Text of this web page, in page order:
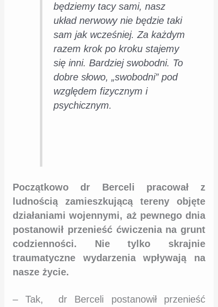
będziemy tacy sami, nasz
układ nerwowy nie będzie taki
sam jak wcześniej. Za każdym
razem krok po kroku stajemy
się inni. Bardziej swobodni. To
dobre słowo, „swobodni” pod
względem fizycznym i
psychicznym.
Początkowo dr Berceli pracował z
ludnością zamieszkującą tereny objęte
działaniami wojennymi, aż pewnego dnia
postanowił przenieść ćwiczenia na grunt
codzienności. Nie tylko skrajnie
traumatyczne wydarzenia wpływają na
nasze życie.
– Tak,
dr Berceli postanowił przenieść